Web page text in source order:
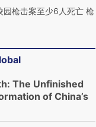
园枪击案至少6人死亡 枪
The Unfinished
of China’s